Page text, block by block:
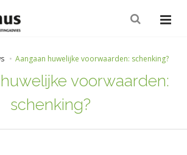
Aangaan huwelijke voorwaarden: schenking?
voorwaarden:
schenking?